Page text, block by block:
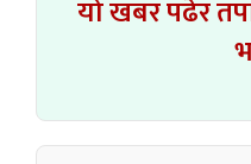
यो खबर पढेर